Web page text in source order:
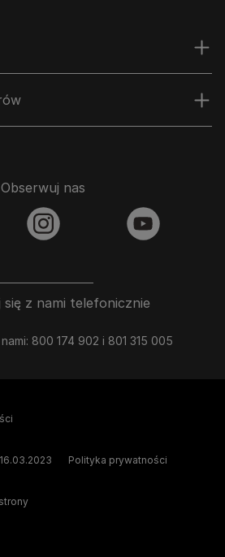
z nami telefonicznie
800 174 902 i 801 315 005
Obserwuj nas
instagram youtube
Polityka prywatności